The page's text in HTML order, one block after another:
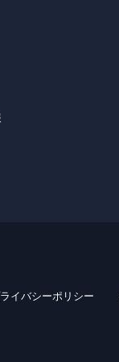
イバシーポリシー